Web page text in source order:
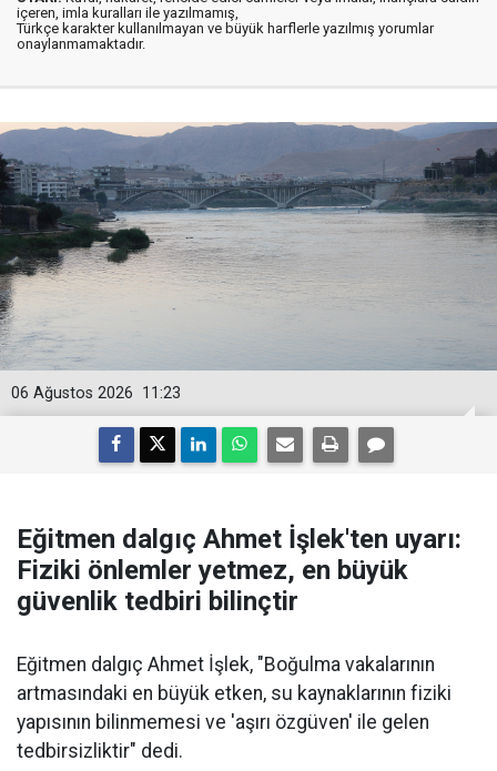
içeren, imla kuralları ile yazılmamış,
Türkçe karakter kullanılmayan ve büyük harflerle yazılmış yorumlar
onaylanmamaktadır.
11:23
06 Ağustos 2026
Eğitmen dalgıç Ahmet İşlek'ten uyarı:
Fiziki önlemler yetmez, en büyük
güvenlik tedbiri bilinçtir
Eğitmen dalgıç Ahmet İşlek, "Boğulma vakalarının
artmasındaki en büyük etken, su kaynaklarının fiziki
yapısının bilinmemesi ve 'aşırı özgüven' ile gelen
tedbirsizliktir" dedi.